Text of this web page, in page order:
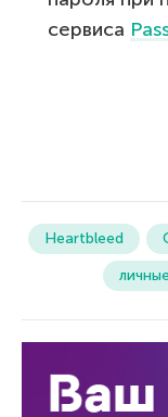
сервиса
Heartbleed